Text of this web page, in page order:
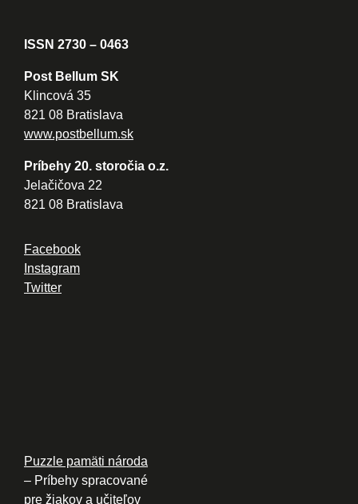
ISSN 2730 – 0463
Post Bellum SK
Klincová 35
821 08 Bratislava
www.postbellum.sk
Príbehy 20. storočia o.z.
Jelačičova 22
821 08 Bratislava
Facebook
Instagram
Twitter
Puzzle pamäti národa
– Príbehy spracované
pre žiakov a učiteľov